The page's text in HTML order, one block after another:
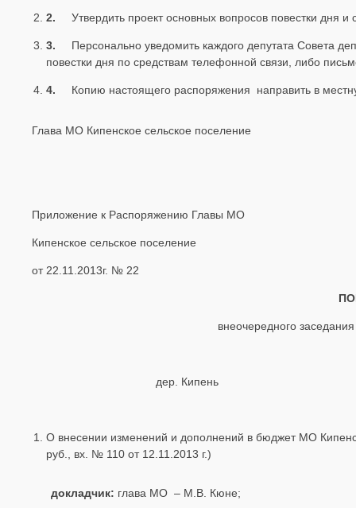
2. Утвердить проект основных вопросов повестки дня
3. Персонально уведомить каждого депутата Совета
повестки дня по средствам телефонной связи, либо
4. Копию настоящего распоряжения направить в
Глава МО Кипенское сельское поселение
Приложение к Распоряжению Главы МО
Кипенское сельское поселение
от 22.11.2013г. № 22
внеочередного
дер.
О внесении изменений и дополнений в бюджет МО
руб., вх. № 110 от 12.11.2013 г.)
докладчик: глава МО – М.В. Кюне;